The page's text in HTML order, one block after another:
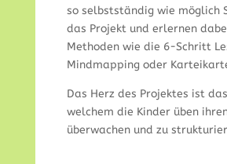
so selbstständig wie möglich
das Projekt und erlernen
Methoden wie die 6-Schritt
Mindmapping oder
Das Herz des Projektes ist
welchem die Kinder üben
überwachen und zu